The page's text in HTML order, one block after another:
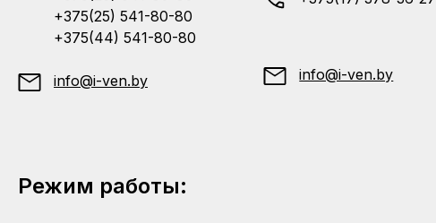
+375(25) 541-80-80
+375(44) 541-80-80
info@i-ven.by info@i-ven.by
Режим работы: